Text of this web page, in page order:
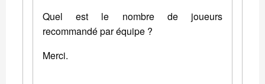
Quel est le nombre de joueurs
recommandé par équipe ?
Merci.